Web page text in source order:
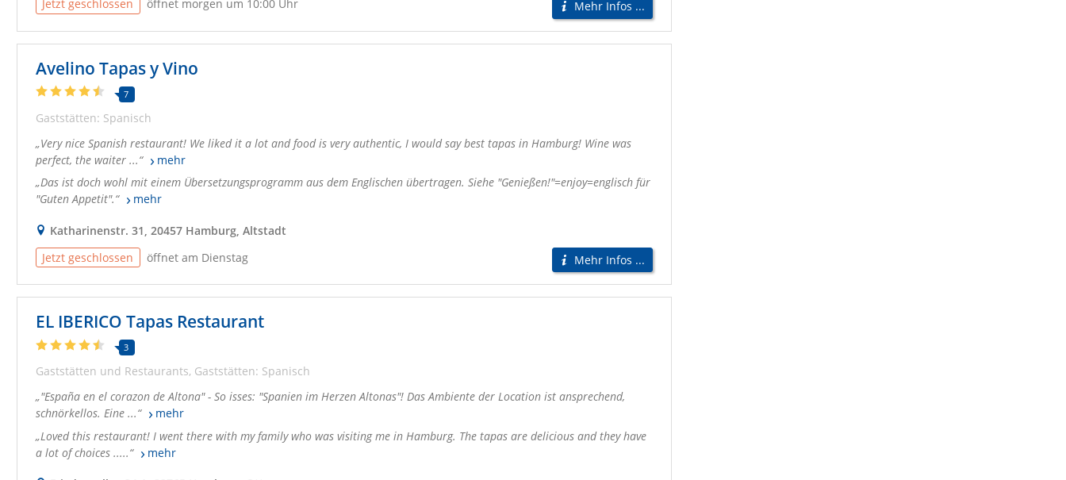
Jetzt geschlossen
öffnet morgen um 10:00 Uhr Mehr Infos ...
Avelino Tapas y Vino
7
Gaststätten: Spanisch
Very nice Spanish restaurant! We liked it a lot and food is very authentic, I would say best tapas in Hamburg! Wine was
perfect, the waiter ...
mehr
Das ist doch wohl mit einem Übersetzungsprogramm aus dem Englischen übertragen. Siehe "Genießen!"=enjoy=englisch für
"Guten Appetit".
mehr
Katharinenstr. 31, 20457 Hamburg, Altstadt
Jetzt geschlossen
öffnet am Dienstag Mehr Infos ...
EL IBERICO Tapas Restaurant
3
Gaststätten und Restaurants Gaststätten: Spanisch
"España en el corazon de Altona" - So isses: "Spanien im Herzen Altonas"! Das Ambiente der Location ist ansprechend,
schnörkellos. Eine ...
mehr
Loved this restaurant! I went there with my family who was visiting me in Hamburg. The tapas are delicious and they have
a lot of choices .....
mehr